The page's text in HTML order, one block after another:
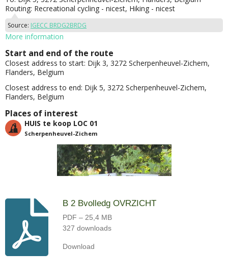
B 2 Bvolledg OVRZICHT
PDF – 25,4 MB
327 downloads
Download